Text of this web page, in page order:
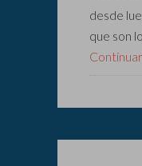
desde
que son